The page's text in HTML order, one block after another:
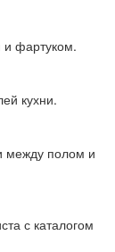
и фартуком.
кухни.
между полом и
с каталогом